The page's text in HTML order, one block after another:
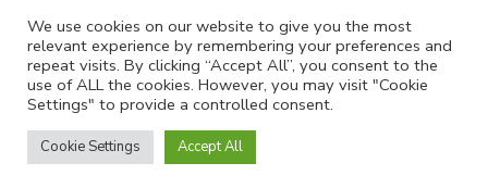
Società trasparente
Whistleblowing
© Lazio Innova S.p.A. società soggetta a direzione e
coordinamento della Regione Lazio
Sede legale Via Marco Aurelio 26 A - 00184 Roma
We use cookies on our website to give you the most
relevant experience by remembering your preferences and
repeat visits. By clicking “Accept All”, you consent to the
use of ALL the cookies. However, you may visit "Cookie
Settings" to provide a controlled consent.
Cookie Settings Accept All